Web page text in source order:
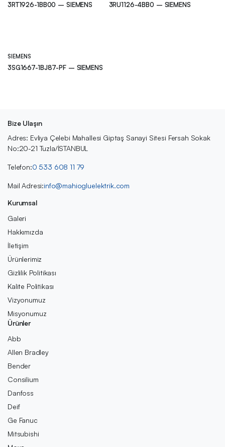
3RT1926-1BB00 – SIEMENS 3RU1126-4BB0 – SIEMENS
SIEMENS
3SG1667-1BJ87-PF – SIEMENS
Bize Ulaşın
Adres: Evliya Çelebi Mahallesi Giptaş Sanayi Sitesi Fersah Sokak
No:20-21 Tuzla/İSTANBUL
Telefon:0 533 608 11 79
Mail Adresi:info@mahiogluelektrik.com
Kurumsal
Galeri
Hakkımızda
İletişim
Ürünlerimiz
Gizlilik Politikası
Kalite Politikası
Vizyonumuz
Misyonumuz
Ürünler
Abb
Allen Bradley
Bender
Consilium
Danfoss
Deif
Ge Fanuc
Mitsubishi